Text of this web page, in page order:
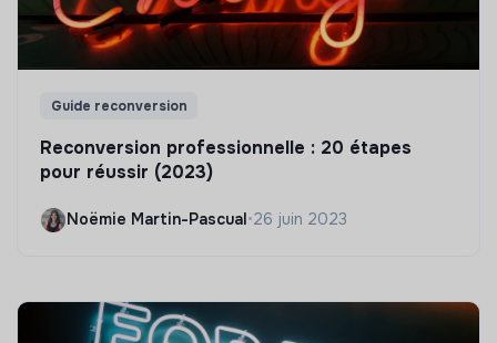
Guide reconversion
Reconversion professionnelle : 20 étapes
pour réussir (2023)
Noëmie Martin-Pascual •26 juin 2023